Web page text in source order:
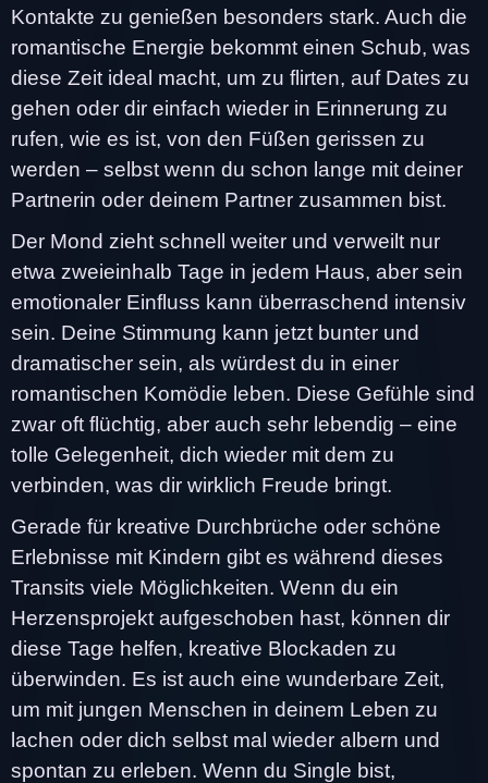
Kontakte zu genießen besonders stark. Auch die
romantische Energie bekommt einen Schub, was
diese Zeit ideal macht, um zu flirten, auf Dates zu
gehen oder dir einfach wieder in Erinnerung zu
rufen, wie es ist, von den Füßen gerissen zu
werden – selbst wenn du schon lange mit deiner
Partnerin oder deinem Partner zusammen bist.
Der Mond zieht schnell weiter und verweilt nur
etwa zweieinhalb Tage in jedem Haus, aber sein
emotionaler Einfluss kann überraschend intensiv
sein. Deine Stimmung kann jetzt bunter und
dramatischer sein, als würdest du in einer
romantischen Komödie leben. Diese Gefühle sind
zwar oft flüchtig, aber auch sehr lebendig – eine
tolle Gelegenheit, dich wieder mit dem zu
verbinden, was dir wirklich Freude bringt.
Gerade für kreative Durchbrüche oder schöne
Erlebnisse mit Kindern gibt es während dieses
Transits viele Möglichkeiten. Wenn du ein
Herzensprojekt aufgeschoben hast, können dir
diese Tage helfen, kreative Blockaden zu
überwinden. Es ist auch eine wunderbare Zeit,
um mit jungen Menschen in deinem Leben zu
lachen oder dich selbst mal wieder albern und
spontan zu erleben. Wenn du Single bist,